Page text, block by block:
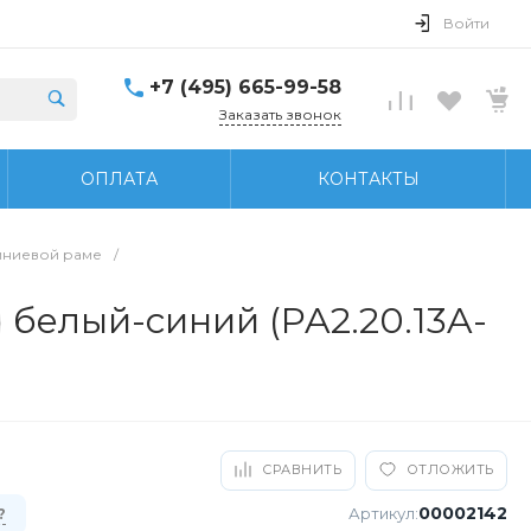
Войти
+7 (495) 665-99-58
Заказать звонок
ОПЛАТА КОНТАКТЫ
раме
/
синий (PA2.20.13A-
СРАВНИТЬ ОТЛОЖИТЬ
Артикул:00002142